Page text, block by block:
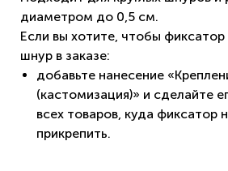
диаметром до 0,5 см.
Если вы хотите, чтобы
шнур в заказе:
добавьте нанесение
(кастомизация)» и сделайте
всех товаров, куда фиксатор
прикрепить.